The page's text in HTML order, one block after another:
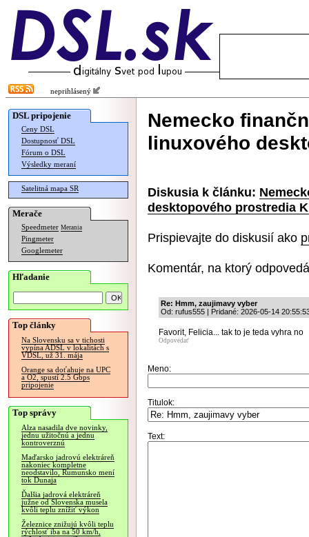
neprihlásený
DSL pripojenie
Ceny DSL
Dostupnosť DSL
Fórum o DSL
Výsledky meraní
Satelitná mapa SR
Merače
Speedmeter Merania
Pingmeter
Googlemeter
Hľadanie
Top články
Na Slovensku sa v tichosti
vypína ADSL v lokalitách s
VDSL, už 31. mája
Orange sa doťahuje na UPC
a O2, spustí 2.5 Gbps
pripojenie
Top správy
Alza nasadila dve novinky,
jednu užitočnú a jednu
kontroverznú
Maďarsko jadrovú elektráreň
nakoniec kompletne
neodstavilo, Rumunsko mení
tok Dunaja
Ďalšia jadrová elektráreň
južne od Slovenska musela
kvôli teplu znížiť výkon
Železnice znižujú kvôli teplu
rýchlosť iba na 50 km/h,
Nemecko
linuxového
Diskusia k článku:
desktopového prostredia
Prispievajte do diskusií ako
Komentár, na ktorý
Re: Hmm, zaujimavy vyber
Od: rufus555 | Pridané: 2026-05-14
Favorit, Felicia... tak to je teda vyhra no
Odpovedať
Meno:
Titulok:
Text: